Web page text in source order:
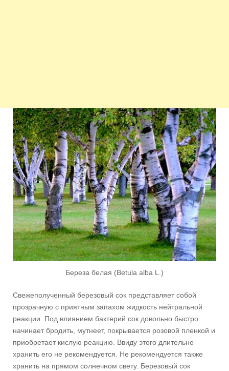
Береза белая (Betula alba L.)
Свежеполученный березовый сок представляет собой
прозрачную с приятным запахом жидкость нейтральной
реакции. Под влиянием бактерий сок довольно быстро
начинает бродить, мутнеет, покрывается розовой пленкой и
приобретает кислую реакцию. Ввиду этого длительно
хранить его не рекомендуется. Не рекомендуется также
хранить на прямом солнечном свету. Березовый сок